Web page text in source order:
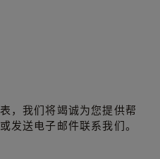
，我们将竭诚为您提供帮
发送电子邮件联系我们。